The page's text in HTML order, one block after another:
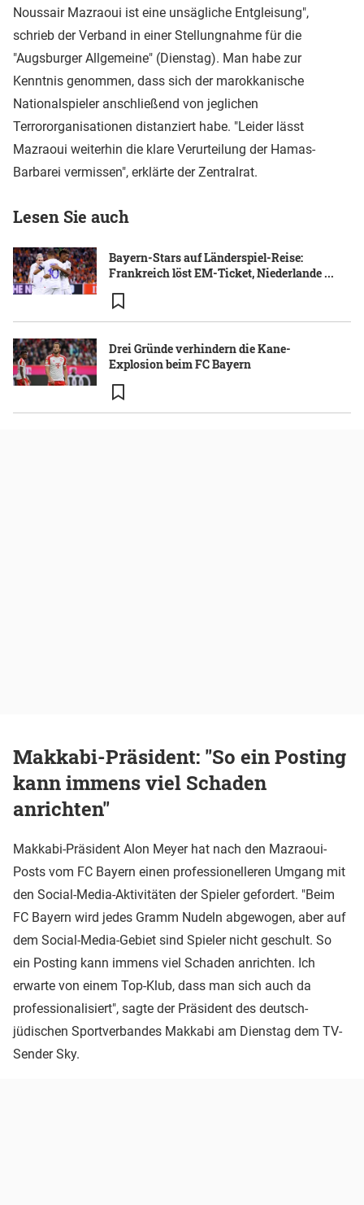
Noussair Mazraoui ist eine unsägliche Entgleisung",
schrieb der Verband in einer Stellungnahme für die
"Augsburger Allgemeine" (Dienstag). Man habe zur
Kenntnis genommen, dass sich der marokkanische
Nationalspieler anschließend von jeglichen
Terrororganisationen distanziert habe. "Leider lässt
Mazraoui weiterhin die klare Verurteilung der Hamas-
Barbarei vermissen", erklärte der Zentralrat.
Lesen Sie auch
Bayern-Stars auf Länderspiel-Reise:
Frankreich löst EM-Ticket, Niederlande ...
Drei Gründe verhindern die Kane-
Explosion beim FC Bayern
Makkabi-Präsident: "So ein Posting
kann immens viel Schaden
anrichten"
Makkabi-Präsident Alon Meyer hat nach den Mazraoui-
Posts vom FC Bayern einen professionelleren Umgang mit
den Social-Media-Aktivitäten der Spieler gefordert. "Beim
FC Bayern wird jedes Gramm Nudeln abgewogen, aber auf
dem Social-Media-Gebiet sind Spieler nicht geschult. So
ein Posting kann immens viel Schaden anrichten. Ich
erwarte von einem Top-Klub, dass man sich auch da
professionalisiert", sagte der Präsident des deutsch-
jüdischen Sportverbandes Makkabi am Dienstag dem TV-
Sender Sky.